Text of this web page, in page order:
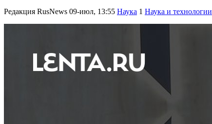
Редакция RusNews 09-июл, 13:55 Наука 1 Наука и технологии